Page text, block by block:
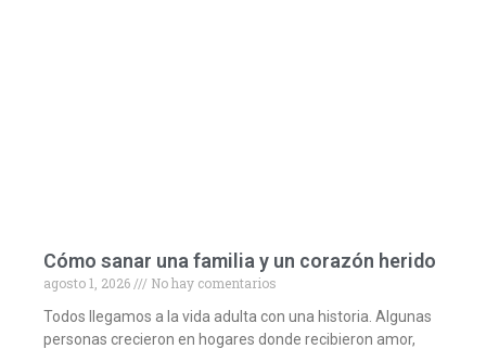
Cómo sanar una familia y un corazón herido
agosto 1, 2026
No hay comentarios
Todos llegamos a la vida adulta con una historia. Algunas
personas crecieron en hogares donde recibieron amor,